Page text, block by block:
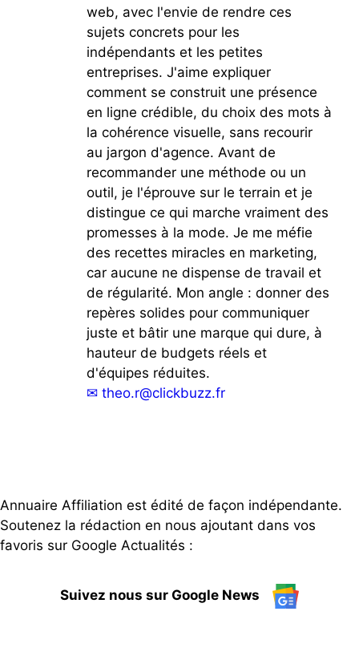
web, avec l'envie de rendre ces
sujets concrets pour les
indépendants et les petites
entreprises. J'aime expliquer
comment se construit une présence
en ligne crédible, du choix des mots à
la cohérence visuelle, sans recourir
au jargon d'agence. Avant de
recommander une méthode ou un
outil, je l'éprouve sur le terrain et je
distingue ce qui marche vraiment des
promesses à la mode. Je me méfie
des recettes miracles en marketing,
car aucune ne dispense de travail et
de régularité. Mon angle : donner des
repères solides pour communiquer
juste et bâtir une marque qui dure, à
hauteur de budgets réels et
d'équipes réduites.
✉ theo.r@clickbuzz.fr
Annuaire Affiliation est édité de façon indépendante.
Soutenez la rédaction en nous ajoutant dans vos
favoris sur Google Actualités :
Suivez nous sur Google News